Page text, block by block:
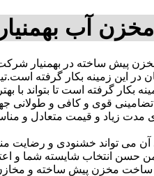
مخزن آب
پیش ساخته در بهمنیار
در این زمینه بکار گرفته
بکار گرفته است تا بتواند
قوی و کافی و طولانی
آن می تواند خشنودی و
حسن انتخاب شایسته شما و
مخزن پیش ساخته و مخازن